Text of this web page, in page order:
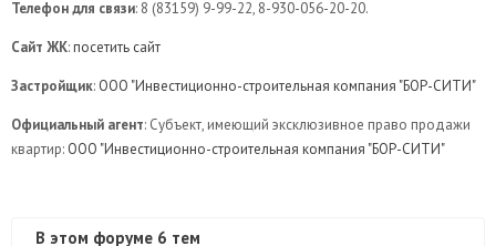
Телефон для связи: 8 (83159) 9-99-22, 8-930-056-20-20.
Сайт ЖК:посетить сайт
Застройщик: ООО "Инвестиционно-строительная компания "БОР-СИТИ"
Официальный агент: Субъект, имеющий эксклюзивное право продажи
квартир: ООО "Инвестиционно-строительная компания "БОР-СИТИ"
В этом форуме 6 тем